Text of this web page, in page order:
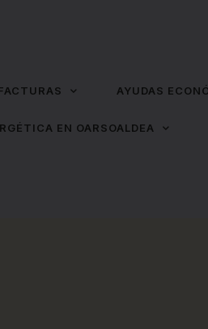
AYUDAS
EN OARSOALDEA